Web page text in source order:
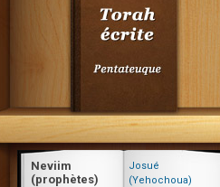
Neviim
(prophètes)
Josué
(Yehochoua)